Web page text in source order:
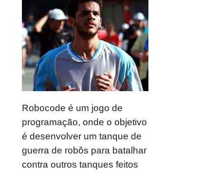
Robocode é um jogo de
programação, onde o objetivo
é desenvolver um tanque de
guerra de robôs para batalhar
contra outros tanques feitos